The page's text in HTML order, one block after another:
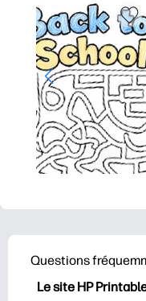
Questions
Le site HP